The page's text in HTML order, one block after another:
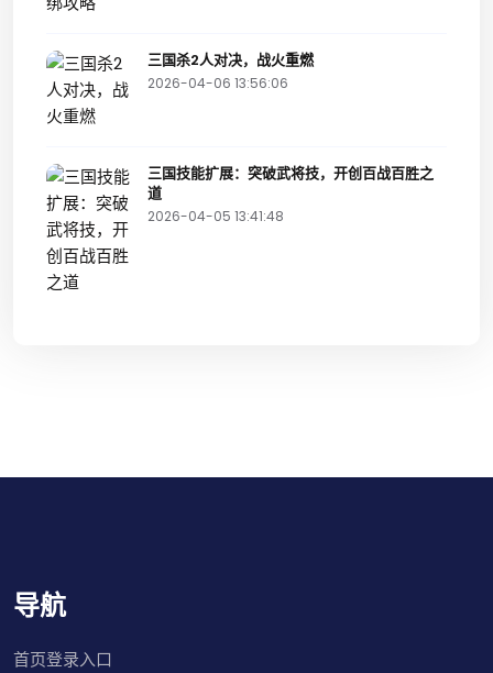
三国杀2人对决，战火重燃
2026-04-06 13:56:06
三国技能扩展：突破武将技，开创百战百胜之
道
2026-04-05 13:41:48
导航
首页登录入口